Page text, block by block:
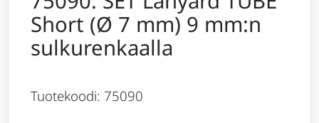
Short (Ø 7 mm) 9 mm:n
sulkurenkaalla
Tuotekoodi: 75090